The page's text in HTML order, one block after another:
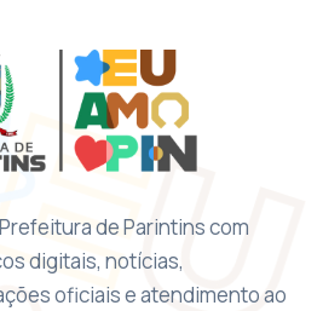
de Parintins com
digitais, notícias,
oficiais e atendimento ao